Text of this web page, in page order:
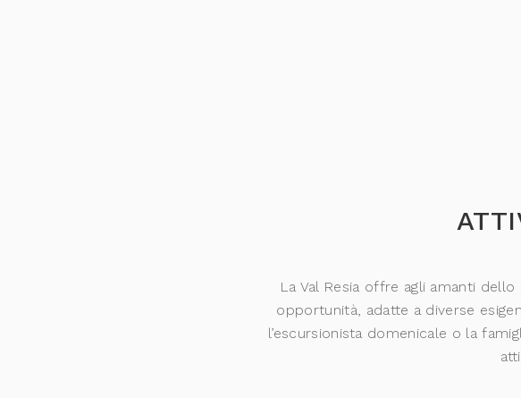
La Val Resia offre agli amanti
opportunità, adatte a diverse
l’escursionista domenicale o la